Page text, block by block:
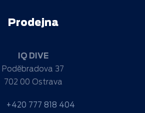
Prodejna
IQ DIVE
Poděbradova 37
702 00 Ostrava
+420 777 818 404